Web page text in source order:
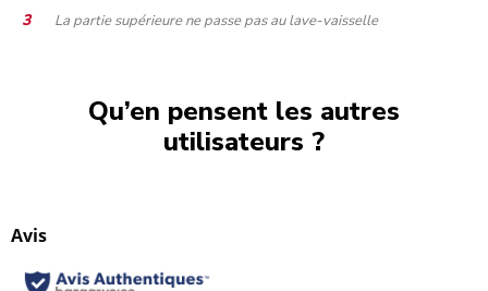
La partie supérieure ne passe pas au lave-vaisselle
Qu’en pensent les autres
utilisateurs ?